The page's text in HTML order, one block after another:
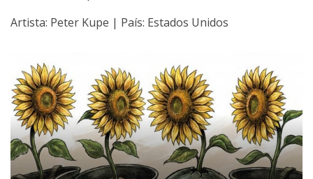
Artista: Peter Kupe | País: Estados Unidos